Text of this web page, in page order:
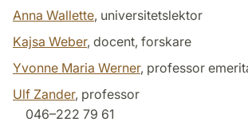
Anna Wallette, universitetslektor
Kajsa Weber, docent, forskare
Yvonne Maria Werner, professor
Ulf Zander, professor
046–222 79 61